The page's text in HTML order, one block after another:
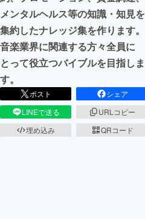
メンタルヘルス等の知識・知見を
集約したナレッジ集を作ります。
音楽業界に関連する方々全員に
とって役立つバイブルを目指しま
す。
ポスト
シェア
LINEで送る
URLコピー
埋め込み
QRコード